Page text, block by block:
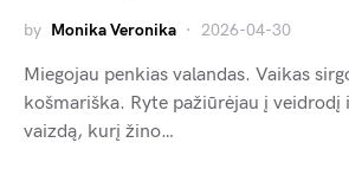
by Monika Veronika 2026-04-30
Miegojau penkias valandas. Vaikas
košmariška. Ryte pažiūrėjau į veidrodį
vaizdą, kurį žino…